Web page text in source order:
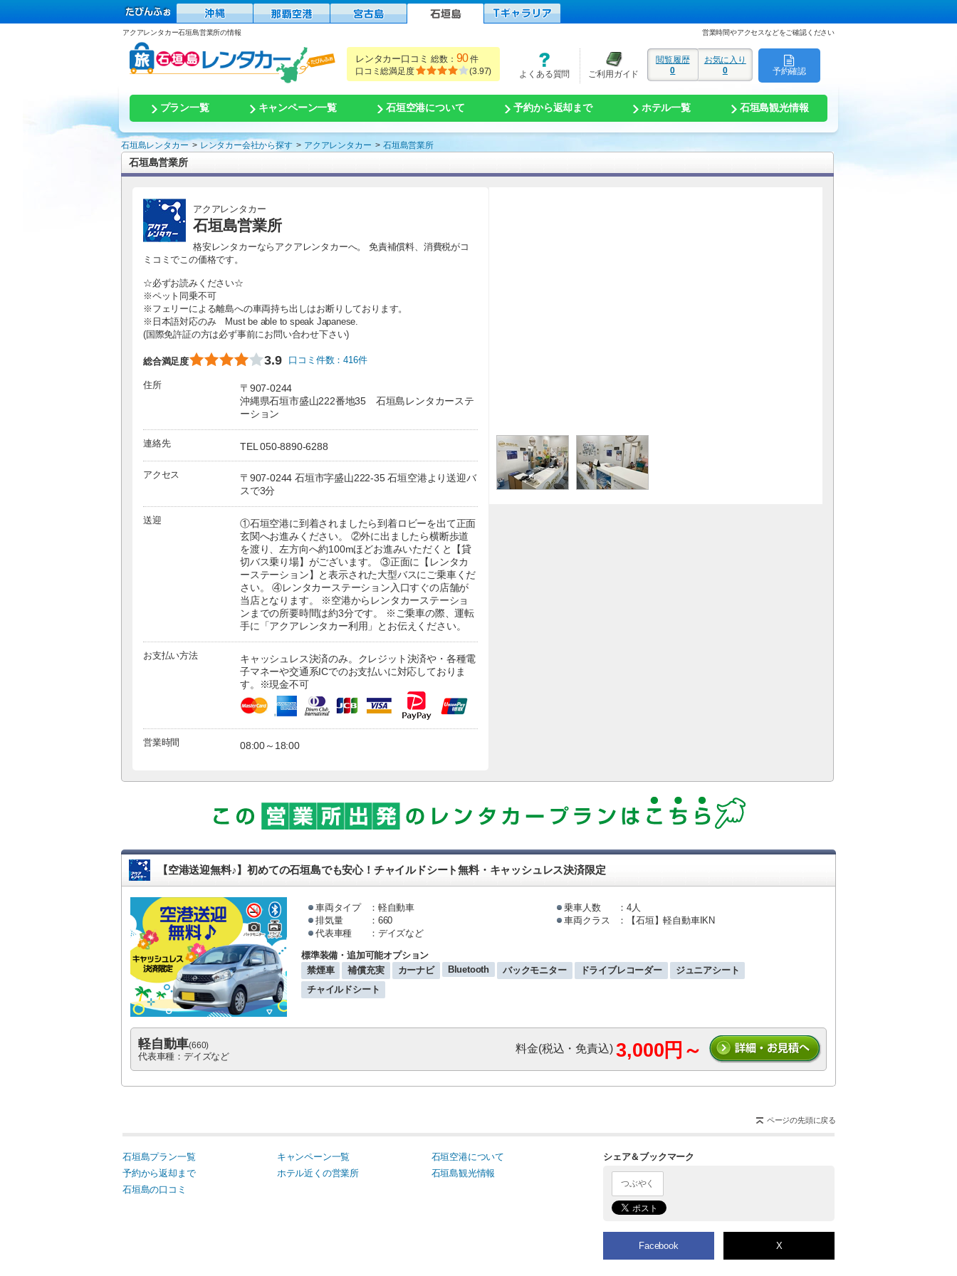
アクアレンタカー石垣島営業所の情報 営業時間やアクセスなどをご確認ください
レンタカー口コミ 総数： 90件
口コミ総満足度
(3.97) 予約確認
閲覧履歴
0
お気に入り
0
よくある質問 ご利用ガイド
プラン一覧 キャンペーン一覧 石垣空港について 予約から返却まで ホテル一覧 石垣島観光情報
石垣島レンタカー レンタカー会社から探す アクアレンタカー 石垣島営業所
石垣島営業所
アクアレンタカー
石垣島営業所
格安レンタカーならアクアレンタカーへ。 免責補償料、消費税がコ
ミコミでこの価格です。
☆必ずお読みください☆
※ペット同乗不可
※フェリーによる離島への車両持ち出しはお断りしております。
※日本語対応のみ Must be able to speak Japanese.
(国際免許証の方は必ず事前にお問い合わせ下さい)
総合満足度 3.9 口コミ件数：416件
住所
〒907-0244
沖縄県石垣市盛山222番地35 石垣島レンタカーステ
ーション
連絡先 TEL 050-8890-6288
アクセス
〒907-0244 石垣市字盛山222-35 石垣空港より送迎バ
スで3分
送迎
①石垣空港に到着されましたら到着ロビーを出て正面
玄関へお進みください。 ②外に出ましたら横断歩道
を渡り、左方向へ約100mほどお進みいただくと【貸
切バス乗り場】がございます。 ③正面に【レンタカ
ーステーション】と表示された大型バスにご乗車くだ
さい。 ④レンタカーステーション入口すぐの店舗が
当店となります。 ※空港からレンタカーステーショ
ンまでの所要時間は約3分です。 ※ご乗車の際、運転
手に「アクアレンタカー利用」とお伝えください。
お支払い方法
キャッシュレス決済のみ。クレジット決済や・各種電
子マネーや交通系ICでのお支払いに対応しておりま
す。※現金不可
営業時間 08:00～18:00
【空港送迎無料♪】初めての石垣島でも安心！チャイルドシート無料・キャッシュレス決済限定
車両タイプ ：軽自動車 乗車人数
：4人
排気量
：660 車両クラス
：【石垣】軽自動車IKN
代表車種
：デイズなど
標準装備・追加可能オプション
禁煙車
補償充実 カーナビ Bluetooth バックモニター ドライブレコーダー
ジュニアシート
チャイルドシート
軽自動車(660)
代表車種：デイズなど
料金(税込・免責込) 3,000円～
ページの先頭に戻る
石垣島プラン一覧 キャンペーン一覧
石垣空港について
予約から返却まで
ホテル近くの営業所
石垣島観光情報
石垣島の口コミ
シェア＆ブックマーク
Facebook X